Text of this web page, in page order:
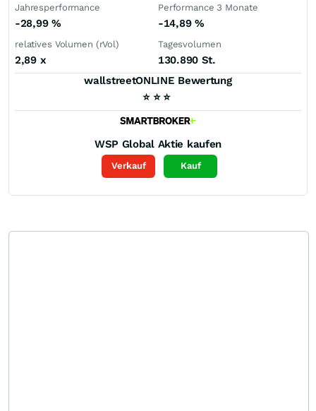
Jahresperformance
-28,99 %
Performance 3 Monate
-14,89 %
relatives Volumen (rVol)
2,89 x
Tagesvolumen
130.890 St.
wallstreetONLINE Bewertung
⭐ ⭐ ⭐
WSP Global Aktie kaufen
Verkauf Kauf